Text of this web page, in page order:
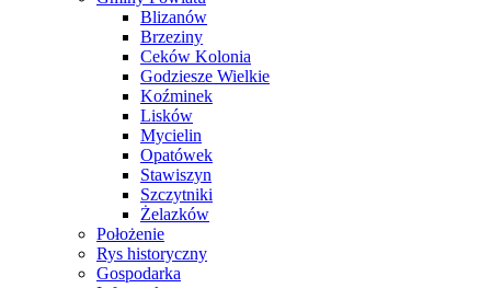
Blizanów
Brzeziny
Ceków Kolonia
Godziesze Wielkie
Koźminek
Lisków
Mycielin
Opatówek
Stawiszyn
Szczytniki
Żelazków
Położenie
Rys historyczny
Gospodarka